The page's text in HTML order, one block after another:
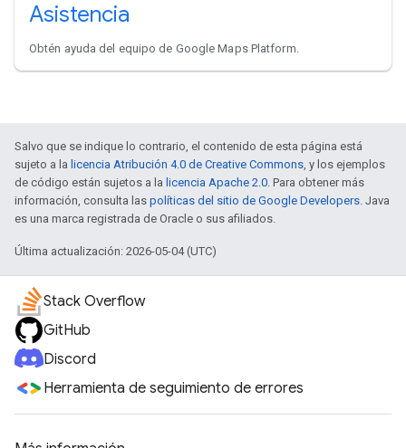
Asistencia
Obtén ayuda del equipo de Google Maps Platform.
Salvo que se indique lo contrario, el contenido de esta página está
sujeto a la licencia Atribución 4.0 de Creative Commons, y los ejemplos
de código están sujetos a la licencia Apache 2.0. Para obtener más
información, consulta las políticas del sitio de Google Developers. Java
es una marca registrada de Oracle o sus afiliados.
Última actualización: 2026-05-04 (UTC)
Stack Overflow
GitHub
Discord
Herramienta de seguimiento de errores